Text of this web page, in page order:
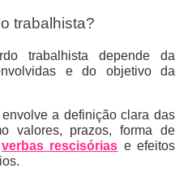
trabalhista?
trabalhista depende da
e do objetivo da
a definição clara das
valores, prazos, forma de
verbas rescisórias e efeitos